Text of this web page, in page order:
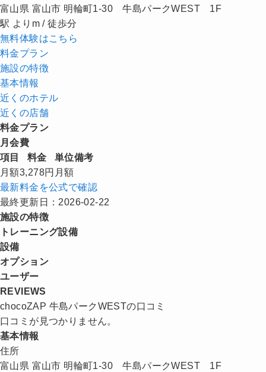
富山県 富山市 明輪町1-30 牛島パークWEST 1F
駅 よりm / 徒歩分
無料体験はこちら
料金プラン
施設の特徴
基本情報
近くのホテル
近くの店舗
料金プラン
月会費
項目
料金 単位備考
月額3,278円 月額
最新料金を公式で確認
最終更新日：2026-02-22
施設の特徴
トレーニング設備
設備
オプション
ユーザー
REVIEWS
chocoZAP 牛島パークWESTの口コミ
口コミが見つかりません。
基本情報
住所
富山県 富山市 明輪町1-30 牛島パークWEST 1F